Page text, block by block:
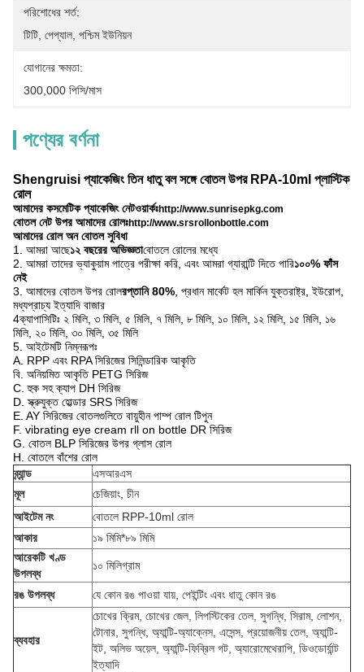
পরিশোধের শর্ত:
টিটি, পেপ্যাল, পশ্চিম ইউনিয়ন
যোগানের ক্ষমতা:
300,000 পিসি/মাস
পণ্যের বর্ণনা
Shengruisi প্যাকেজিং তিন ধাতু বল সঙ্গে বোতল উপর RPA-10ml প্লাস্টিক
রোল
আমাদের কসমেটিক প্যাকেজিং নেটওয়ার্কঃhttp://www.sunrisepkg.com
বোতল নেট উপর আমাদের রোলঃhttp://www.srsrollonbottle.com
আমাদের রোল অন বোতল সুবিধা
1. আমরা আছে১২ বছরের অভিজ্ঞতাবোতলে রোলের মধ্যে
2. আমরা তাদের ভ্যাকুয়াম পাত্রে পরীক্ষা করি, এবং আমরা গ্যারান্টি দিতে পারি১০০% ফাঁস
নেই
3. আমাদের বোতল উপর রোলরপ্তানি 80% , প্রধান মার্কেট হল মার্কিন যুক্তরাষ্ট্র, ইউরোপ,
মধ্যপ্রাচ্য ইত্যাদি বাজার
4ক্যাপাসিটিঃ ২ মিলি, ৩ মিলি, ৫ মিলি, ৭ মিলি, ৮ মিলি, ১০ মিলি, ১২ মিলি, ১৫ মিলি, ১৬
মিলি, ২০ মিলি, ৩০ মিলি, ৩৫ মিলি
5. আইটেমটি নিম্নরূপঃ
A. RPP এবং RPA সিরিজের সিলিন্ডারিক আকৃতি
বি. অনিয়মিত আকৃতি PETG সিরিজ
C. হুক সহ ক্যাপ DH সিরিজ
D. স্ক্রুযুক্ত হোল্ডার SRS সিরিজ
E. AY সিরিজের বোতলগুলিতে বায়ুহীন পাম্প রোল টিপুন
F. vibrating eye cream rll on bottle DR সিরিজ
G. বোতল BLP সিরিজের উপর গ্লাস রোল
H. বোতলে বাঁশের রোল
ব্র্যান্ড
এসআরএস
মূল
চেজিয়াং, চীন
আইটেম নং
বোতলে RPP-10ml রোল
আকার
১৯ মিমি*৮৯ মিমি
আরেকটি খণ্ড
উপলব্ধ
১০ মিলিগ্রাম
রঙ উপলব্ধ যে কোন রঙ পাওয়া যায়, পেইন্টিং এবং ধাতু কোন রঙ
ব্যবহার
চোখের ক্রিম, চোখের জেল, লিপস্টিকের তেল, সুগন্ধি, সিরাম, লোশন,
টোনার, সুগন্ধি, অ্যান্টি-অ্যাক্নেস, এসেন্স, প্রয়োজনীয় তেল, অ্যান্টি-
ইট, অলিভ অয়েল, অ্যান্টি-ফিব্রিল গট, অ্যারোমেথেরাপি, ডিওডোর্যান্ট
ইত্যাদি